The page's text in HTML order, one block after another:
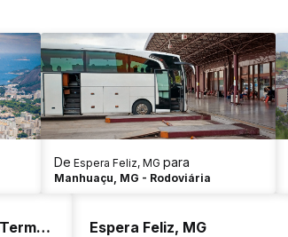
De Espera Feliz, MG para
Manhuaçu, MG - Rodoviária
Juiz de Fora, MG - Terminal São Dimas Espera Feliz, MG